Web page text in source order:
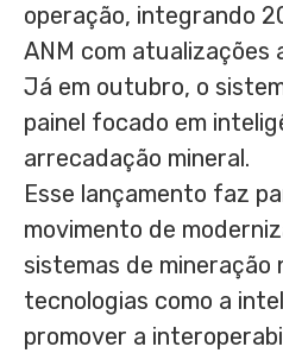
operação, integrando
ANM com atualizações
Já em outubro, o
painel focado em
arrecadação mineral.
Esse lançamento faz
movimento de
sistemas de mineração
tecnologias como a
promover a